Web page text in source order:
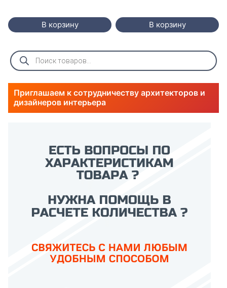
В корзину В корзину
Поиск
товаров
Приглашаем к сотрудничеству архитекторов и
дизайнеров интерьера